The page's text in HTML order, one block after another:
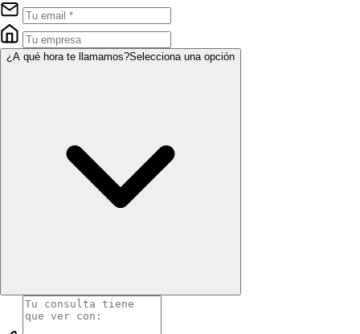
¿A qué hora te llamamos?Selecciona una opción